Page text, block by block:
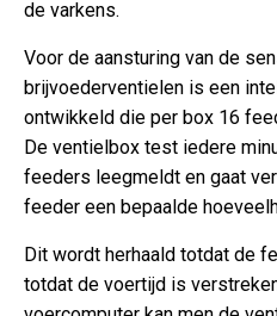
de varkens.
Voor de aansturing van de
brijvoederventielen is een
ontwikkeld die per box 16
De ventielbox test iedere
feeders leegmeldt en gaat
feeder een bepaalde
Dit wordt herhaald totdat de
totdat de voertijd is